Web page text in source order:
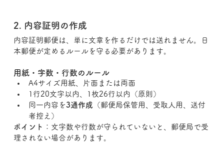
2. 内容証明の作成
内容証明郵便は、単に文章を作るだけでは送れません。日
本郵便が定めるルールを守る必要があります。
用紙・字数・行数のルール
A4サイズ用紙、片面または両面
1行20文字以内、1枚26行以内（原則）
同一内容を3通作成 （郵便局保管用、受取人用、送付
者控え）
ポイント ：文字数や行数が守られていないと、郵便局で受
理されない場合があります。